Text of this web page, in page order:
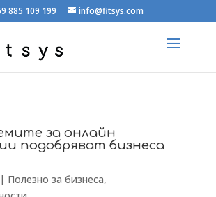
885 109 199 info@fitsys.com
за онлайн
подобряват бизнеса
| Полезно за бизнеса,